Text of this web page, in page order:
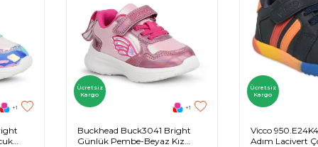
+1
Ücretsiz
Kargo
+1
Buckhead Buck3041 Bright
Günlük Pembe-Beyaz Kız
Ücretsiz
Kargo
Vicco
Adım Lacivert